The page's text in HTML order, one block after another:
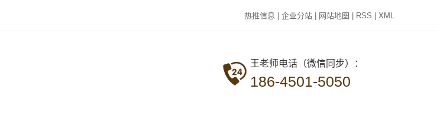
热推信息 企业分站 网站地图 RSS XML
王老师电话（微信同步）：
186-4501-5050